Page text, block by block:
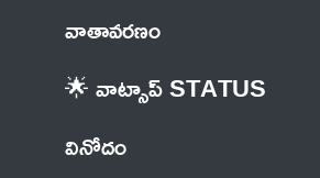
వాతావరణం
🌟 వాట్సాప్ STATUS
వినోదం